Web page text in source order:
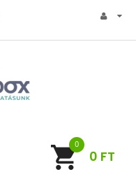
0
0 FT